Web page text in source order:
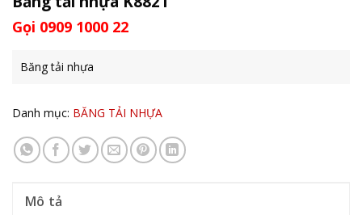
Gọi 0909 1000 22
Băng tải nhựa
Danh mục: BĂNG TẢI NHỰA
Mô tả